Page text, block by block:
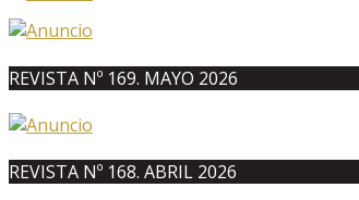
REVISTA Nº 169. MAYO 2026
REVISTA Nº 168. ABRIL 2026